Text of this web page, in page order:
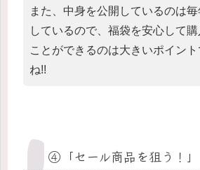
また、中身を公開しているのは毎
しているので、福袋を安心して購
ことができるのは大きいポイント
ね!!
④「セール商品を狙う！」